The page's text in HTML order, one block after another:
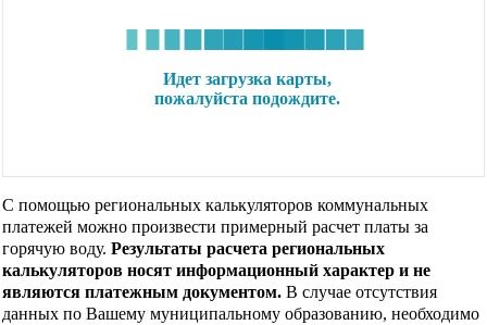
С помощью региональных калькуляторов коммунальных
платежей можно произвести примерный расчет платы за
горячую воду. Результаты расчета региональных
калькуляторов носят информационный характер и не
являются платежным документом. В случае отсутствия
данных по Вашему муниципальному образованию, необходимо